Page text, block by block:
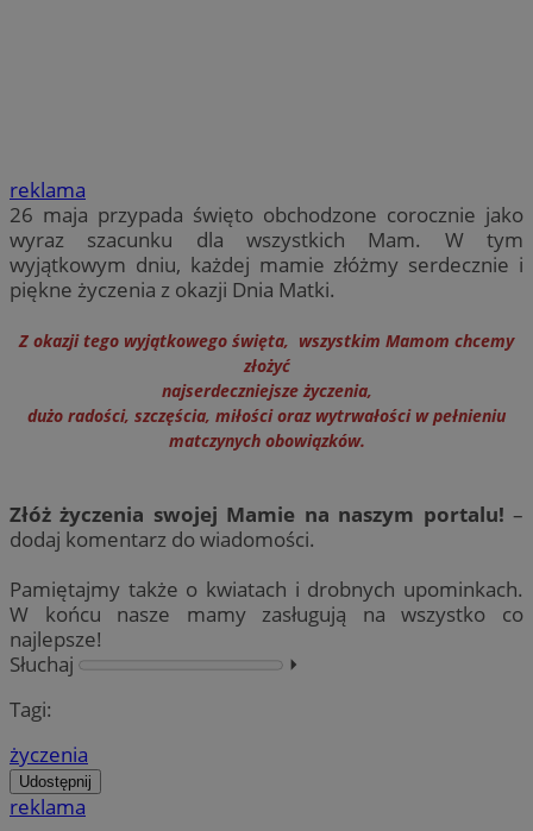
reklama
26 maja przypada święto obchodzone corocznie jako
wyraz szacunku dla wszystkich Mam. W tym
wyjątkowym dniu, każdej mamie złóżmy serdecznie i
piękne życzenia z okazji Dnia Matki.
Z okazji tego wyjątkowego święta, wszystkim Mamom chcemy
złożyć
najserdeczniejsze życzenia,
dużo radości, szczęścia, miłości oraz wytrwałości w pełnieniu
matczynych obowiązków.
Złóż życzenia swojej Mamie na naszym portalu! –
dodaj komentarz do wiadomości.
Pamiętajmy także o kwiatach i drobnych upominkach.
W końcu nasze mamy zasługują na wszystko co
najlepsze!
Słuchaj
⏵︎
Tagi:
życzenia
Udostępnij
reklama